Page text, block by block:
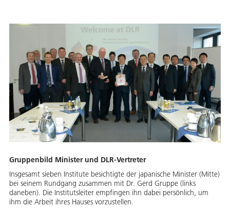
Gruppenbild Minister und DLR-Vertreter
Insgesamt sieben Institute besichtigte der japanische Minister (Mitte)
bei seinem Rundgang zusammen mit Dr. Gerd Gruppe (links
daneben). Die Institutsleiter empfingen ihn dabei persönlich, um
ihm die Arbeit ihres Hauses vorzustellen.